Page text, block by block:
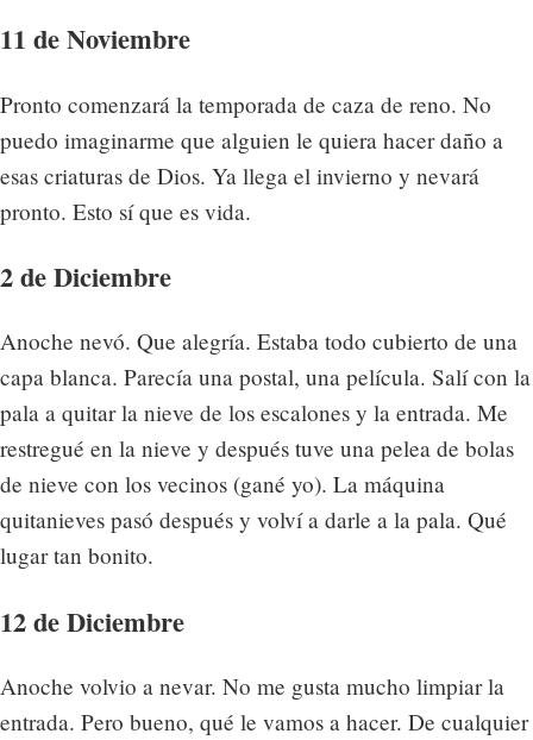
11 de Noviembre
Pronto comenzará la temporada de caza de reno. No
puedo imaginarme que alguien le quiera hacer daño a
esas criaturas de Dios. Ya llega el invierno y nevará
pronto. Esto sí que es vida.
2 de Diciembre
Anoche nevó. Que alegría. Estaba todo cubierto de una
capa blanca. Parecía una postal, una película. Salí con la
pala a quitar la nieve de los escalones y la entrada. Me
restregué en la nieve y después tuve una pelea de bolas
de nieve con los vecinos (gané yo). La máquina
quitanieves pasó después y volví a darle a la pala. Qué
lugar tan bonito.
12 de Diciembre
Anoche volvio a nevar. No me gusta mucho limpiar la
entrada. Pero bueno, qué le vamos a hacer. De cualquier